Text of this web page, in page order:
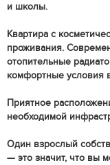
и школы.
Квартира с
проживания.
отопительные
комфортные условия
Приятное
необходимой
Один взрослый
— это значит, что вы